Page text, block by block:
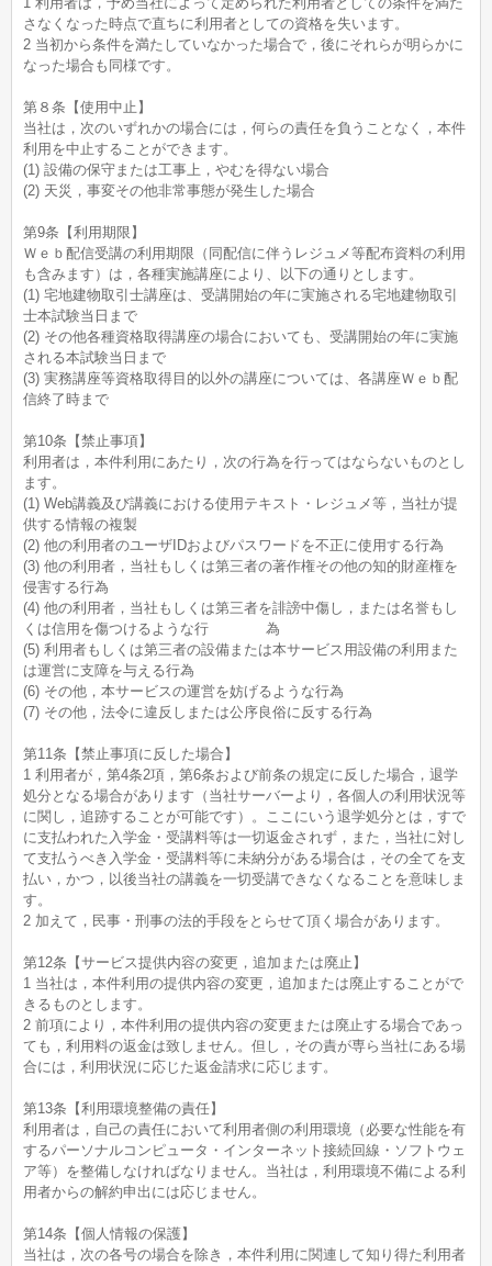
さなくなった時点で直ちに利用者としての資格を失います。
2 当初から条件を満たしていなかった場合で，後にそれらが明らかに
なった場合も同様です。
第８条【使用中止】
当社は，次のいずれかの場合には，何らの責任を負うことなく，本件
利用を中止することができます。
(1) 設備の保守または工事上，やむを得ない場合
(2) 天災，事変その他非常事態が発生した場合
第9条【利用期限】
Ｗｅｂ配信受講の利用期限（同配信に伴うレジュメ等配布資料の利用
も含みます）は，各種実施講座により、以下の通りとします。
(1) 宅地建物取引士講座は、受講開始の年に実施される宅地建物取引
士本試験当日まで
(2) その他各種資格取得講座の場合においても、受講開始の年に実施
される本試験当日まで
(3) 実務講座等資格取得目的以外の講座については、各講座Ｗｅｂ配
信終了時まで
第10条【禁止事項】
利用者は，本件利用にあたり，次の行為を行ってはならないものとし
ます。
(1) Web講義及び講義における使用テキスト・レジュメ等，当社が提
供する情報の複製
(2) 他の利用者のユーザIDおよびパスワードを不正に使用する行為
(3) 他の利用者，当社もしくは第三者の著作権その他の知的財産権を
侵害する行為
(4) 他の利用者，当社もしくは第三者を誹謗中傷し，または名誉もし
くは信用を傷つけるような行 為
(5) 利用者もしくは第三者の設備または本サービス用設備の利用また
は運営に支障を与える行為
(6) その他，本サービスの運営を妨げるような行為
(7) その他，法令に違反しまたは公序良俗に反する行為
第11条【禁止事項に反した場合】
1 利用者が，第4条2項，第6条および前条の規定に反した場合，退学
処分となる場合があります（当社サーバーより，各個人の利用状況等
に関し，追跡することが可能です）。ここにいう退学処分とは，すで
に支払われた入学金・受講料等は一切返金されず，また，当社に対し
て支払うべき入学金・受講料等に未納分がある場合は，その全てを支
払い，かつ，以後当社の講義を一切受講できなくなることを意味しま
す。
2 加えて，民事・刑事の法的手段をとらせて頂く場合があります。
第12条【サービス提供内容の変更，追加または廃止】
1 当社は，本件利用の提供内容の変更，追加または廃止することがで
きるものとします。
2 前項により，本件利用の提供内容の変更または廃止する場合であっ
ても，利用料の返金は致しません。但し，その責が専ら当社にある場
合には，利用状況に応じた返金請求に応じます。
第13条【利用環境整備の責任】
利用者は，自己の責任において利用者側の利用環境（必要な性能を有
するパーソナルコンピュータ・インターネット接続回線・ソフトウェ
ア等）を整備しなければなりません。当社は，利用環境不備による利
用者からの解約申出には応じません。
第14条【個人情報の保護】
当社は，次の各号の場合を除き，本件利用に関連して知り得た利用者